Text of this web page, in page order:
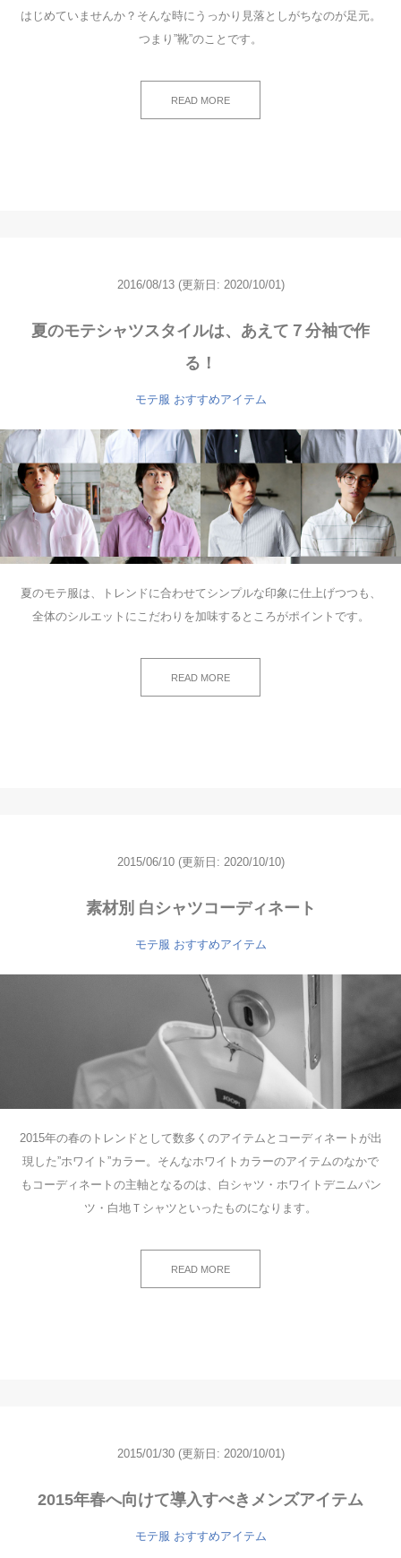
はじめていませんか？そんな時にうっかり見落としがちなのが足元。
つまり”靴”のことです。
READ MORE
2016/08/13 (更新日: 2020/10/01)
夏のモテシャツスタイルは、あえて７分袖で作
る！
モテ服 おすすめアイテム
夏のモテ服は、トレンドに合わせてシンプルな印象に仕上げつつも、
全体のシルエットにこだわりを加味するところがポイントです。
READ MORE
2015/06/10 (更新日: 2020/10/10)
素材別 白シャツコーディネート
モテ服 おすすめアイテム
2015年の春のトレンドとして数多くのアイテムとコーディネートが出
現した”ホワイト”カラー。そんなホワイトカラーのアイテムのなかで
もコーディネートの主軸となるのは、白シャツ・ホワイトデニムパン
ツ・白地Ｔシャツといったものになります。
READ MORE
2015/01/30 (更新日: 2020/10/01)
2015年春へ向けて導入すべきメンズアイテム
モテ服 おすすめアイテム